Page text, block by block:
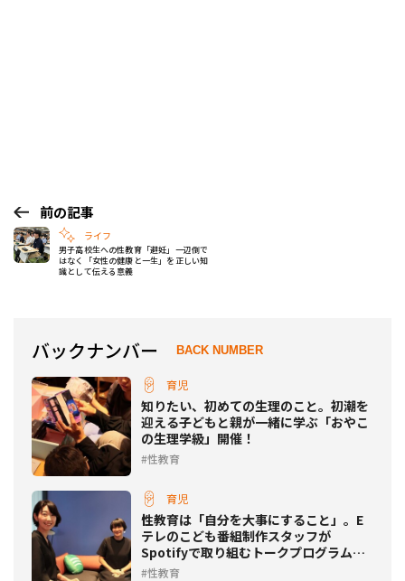
前の記事
ライフ
男子高校生への性教育「避妊」一辺倒で
はなく「女性の健康と一生」を正しい知
識として伝える意義
バックナンバー BACK NUMBER
育児
知りたい、初めての生理のこと。初潮を
迎える子どもと親が一緒に学ぶ「おやこ
の生理学級」開催！
性教育
育児
性教育は「自分を大事にすること」。E
テレのこども番組制作スタッフが
Spotifyで取り組むトークプログラムと
は性教育